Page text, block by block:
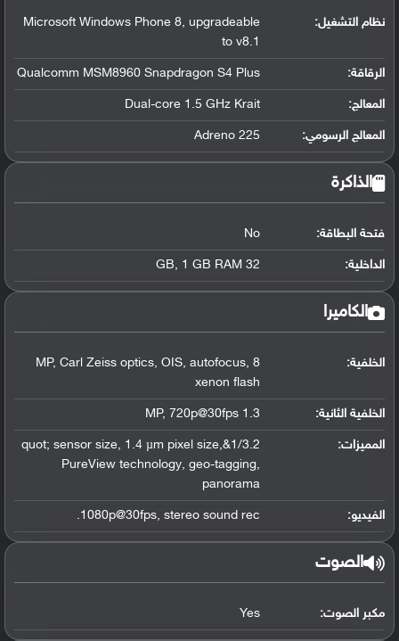
نظام التشغيل:
Microsoft Windows Phone 8, upgradeable
to v8.1
الرقاقة:
Qualcomm MSM8960 Snapdragon S4 Plus
المعالج:
Dual-core 1.5 GHz Krait
المعالج الرسومي:
Adreno 225
الذاكرة
فتحة البطاقة: No
الداخلية: 32 GB, 1 GB RAM
الكاميرا
الخلفية:
8 MP, Carl Zeiss optics, OIS, autofocus,
xenon flash
الخلفية الثانية: 1.3 MP, 720p@30fps
المميزات:
1/3.2&quot; sensor size, 1.4 µm pixel size,
PureView technology, geo-tagging,
panorama
الفيديو: 1080p@30fps, stereo sound rec.
الصوت
مكبر الصوت: Yes